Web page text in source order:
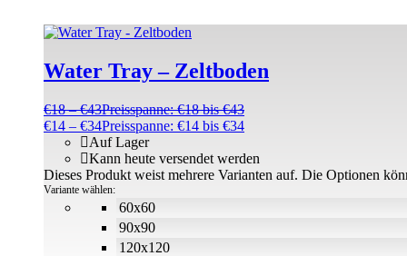
Water Tray – Zeltboden
€18 –€43Preisspanne: €18 bis €43
€14 – €34Preisspanne: €14 bis €34
60x60
90x90
120x120
Auf Lager
Kann heute versendet werden
Variante wählen:
Dieses Produkt weist mehrere Varianten auf. Die Optionen